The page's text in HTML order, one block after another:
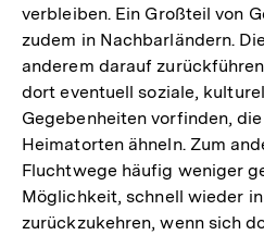
verbleiben. Ein Großteil von
zudem in Nachbarländern.
anderem darauf
dort eventuell soziale,
Gegebenheiten vorfinden,
Heimatorten ähneln. Zum
Fluchtwege häufig weniger
Möglichkeit, schnell wieder
zurückzukehren, wenn sich